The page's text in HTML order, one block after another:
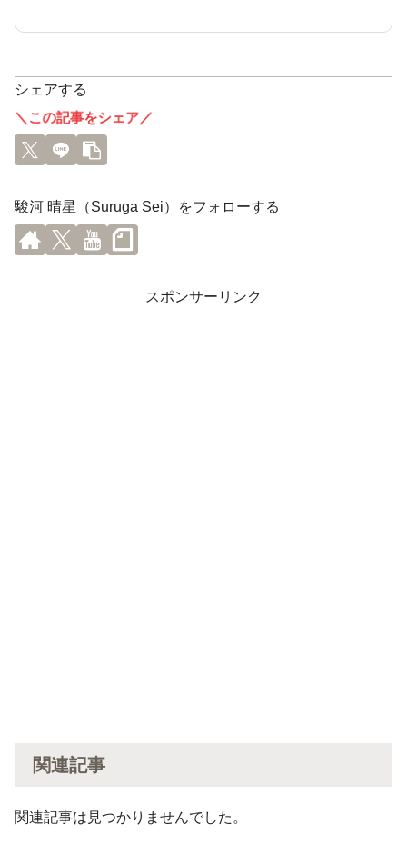
シェアする
＼この記事をシェア／
駿河 晴星（Suruga Sei）をフォローする
スポンサーリンク
関連記事
関連記事は見つかりませんでした。